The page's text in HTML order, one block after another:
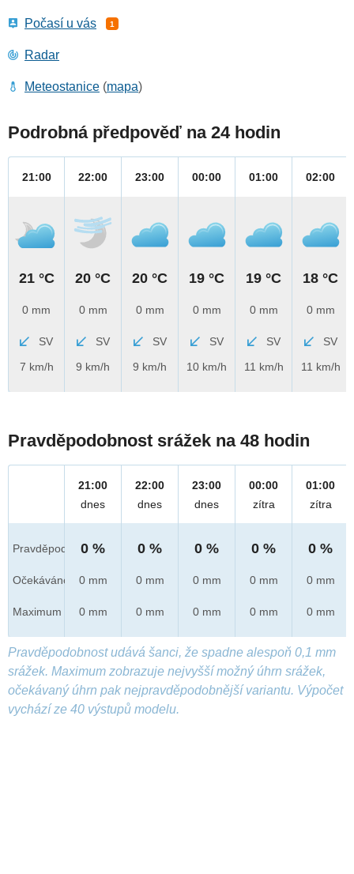
Počasí u vás 1
Radar
Meteostanice (mapa)
Podrobná předpověď na 24 hodin
21:00
21 °C
0 mm
SV
7 km/h
22:00
20 °C
0 mm
SV
9 km/h
23:00
20 °C
0 mm
SV
9 km/h
00:00
19 °C
0 mm
SV
10 km/h
01:00
19 °C
0 mm
SV
11 km/h
02:00
18 °C
0 mm
SV
11 km/h
Pravděpodobnost srážek na 48 hodin
Pravděpod.
Očekáváno
Maximum
21:00
dnes
0 %
0 mm
0 mm
22:00
dnes
0 %
0 mm
0 mm
23:00
dnes
0 %
0 mm
0 mm
00:00
zítra
0 %
0 mm
0 mm
01:00
zítra
0 %
0 mm
0 mm
Pravděpodobnost udává šanci, že spadne alespoň 0,1 mm
srážek. Maximum zobrazuje nejvyšší možný úhrn srážek,
očekávaný úhrn pak nejpravděpodobnější variantu. Výpočet
vychází ze 40 výstupů modelu.